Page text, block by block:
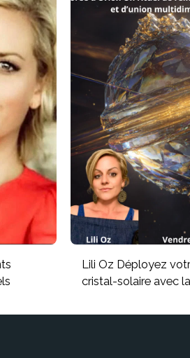
Lili Oz Déployez
cristal-solaire avec